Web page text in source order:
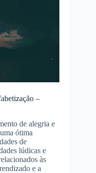
–
de alegria e
ótima
de
lúdicas e
às
e a